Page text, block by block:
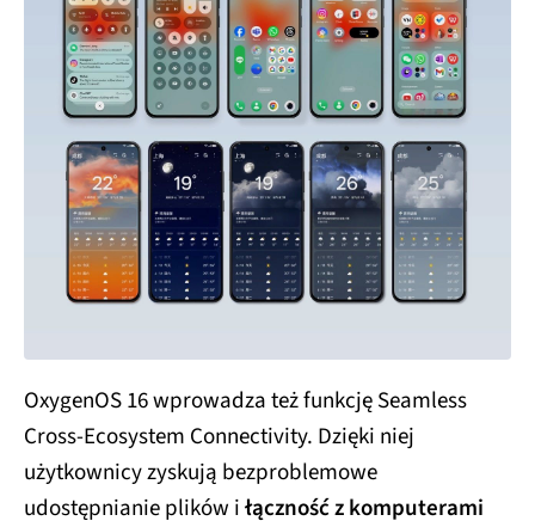
OxygenOS 16 wprowadza też funkcję Seamless
Cross-Ecosystem Connectivity. Dzięki niej
użytkownicy zyskują bezproblemowe
udostępnianie plików iłączność z komputerami